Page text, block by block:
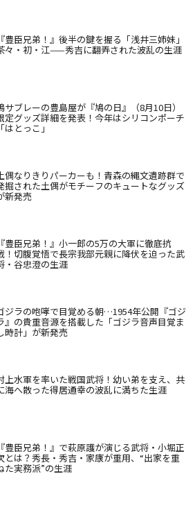
『豊臣兄弟！』後半の鍵を握る「浅井三姉妹」
々・初・江——秀吉に翻弄された波乱の生涯
サブレーの豊島屋が『鳩の日』（8月10日）
定グッズ詳細を発表！今年はシリコンポーチ
「はとっこ」
偶なりきりパーカーも！青森の縄文遺跡群で
掘された土偶がモチーフのキュートなグッズ
新発売
『豊臣兄弟！』小一郎の5万の大軍に徹底抗
！切腹覚悟で長宗我部元親に降伏を迫った武
・谷忠澄の生涯
ジラの咆哮で目覚める朝…1954年公開『ゴジ
』の貴重音源を搭載した「ゴジラ音声目覚ま
時計」が新発売
上水軍を率いた戦国武将！幼い弟を支え、共
海へ散った得居通幸の波乱に満ちた生涯
『豊臣兄弟！』で萩原護が演じる武将・小堀正
とは？秀長・秀吉・家康が重用、“出家を重
た実務派”の生涯